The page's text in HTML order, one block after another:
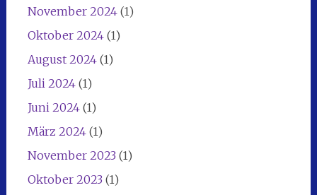
November 2024(1)
Oktober 2024(1)
August 2024(1)
Juli 2024(1)
Juni 2024(1)
März 2024(1)
November 2023 (1)
Oktober 2023 (1)